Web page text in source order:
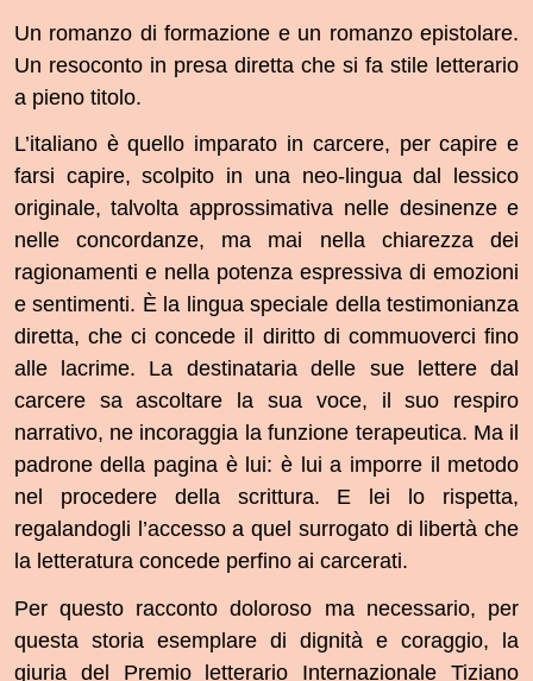
Un romanzo di formazione e un romanzo epistolare.
Un resoconto in presa diretta che si fa stile letterario
a pieno titolo.
L’italiano è quello imparato in carcere, per capire e
farsi capire, scolpito in una neo-lingua dal lessico
originale, talvolta approssimativa nelle desinenze e
nelle concordanze, ma mai nella chiarezza dei
ragionamenti e nella potenza espressiva di emozioni
e sentimenti. È la lingua speciale della testimonianza
diretta, che ci concede il diritto di commuoverci fino
alle lacrime. La destinataria delle sue lettere dal
carcere sa ascoltare la sua voce, il suo respiro
narrativo, ne incoraggia la funzione terapeutica. Ma il
padrone della pagina è lui: è lui a imporre il metodo
nel procedere della scrittura. E lei lo rispetta,
regalandogli l’accesso a quel surrogato di libertà che
la letteratura concede perfino ai carcerati.
Per questo racconto doloroso ma necessario, per
questa storia esemplare di dignità e coraggio, la
giuria del Premio letterario Internazionale Tiziano